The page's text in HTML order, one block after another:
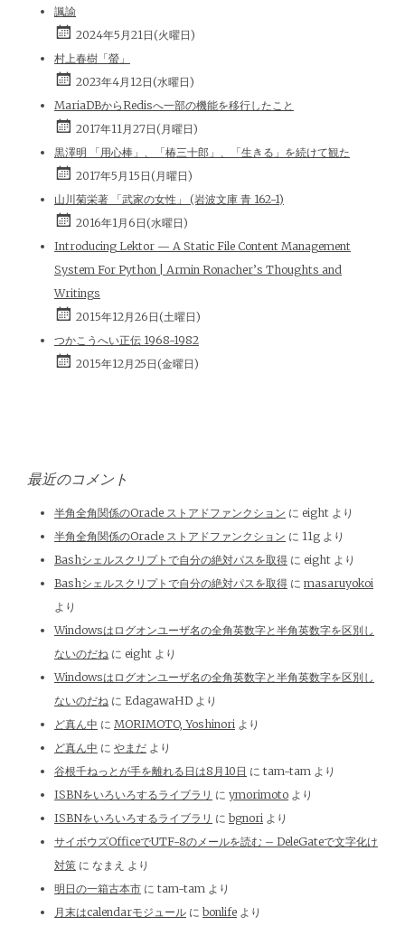
諷諭
2024年5月21日(火曜日)
村上春樹「螢」
2023年4月12日(水曜日)
MariaDBからRedisへ一部の機能を移行したこと
2017年11月27日(月曜日)
黒澤明 「用心棒」、「椿三十郎」、「生きる」を続けて観た
2017年5月15日(月曜日)
山川菊栄著 「武家の女性」 (岩波文庫 青 162-1)
2016年1月6日(水曜日)
Introducing Lektor — A Static File Content Management
System For Python | Armin Ronacher’s Thoughts and
Writings
2015年12月26日(土曜日)
つかこうへい正伝 1968-1982
2015年12月25日(金曜日)
最近のコメント
半角全角関係のOracle ストアドファンクション に eight より
半角全角関係のOracle ストアドファンクション に 11g より
Bashシェルスクリプトで自分の絶対パスを取得 に eight より
Bashシェルスクリプトで自分の絶対パスを取得 に masaruyokoi
より
Windowsはログオンユーザ名の全角英数字と半角英数字を区別し
ないのだね に eight より
Windowsはログオンユーザ名の全角英数字と半角英数字を区別し
ないのだね に EdagawaHD より
ど真ん中 に MORIMOTO, Yoshinori より
ど真ん中 に やまだ より
谷根千ねっとが手を離れる日は8月10日 に tam-tam より
ISBNをいろいろするライブラリ に ymorimoto より
ISBNをいろいろするライブラリ に bgnori より
サイボウズOfficeでUTF-8のメールを読む – DeleGateで文字化け
対策 に なまえ より
明日の一箱古本市 に tam-tam より
月末はcalendarモジュール に bonlife より